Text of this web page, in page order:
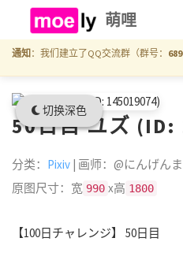
切换深色
萌哩
通知 ：我们建立了QQ交流群（群号：
50日目 ユズ (ID:
分类： Pixiv | 画师：@にんげん
原图尺寸：宽 990 x高 1800
【100日チャレンジ】 50日目